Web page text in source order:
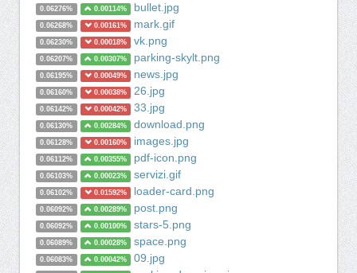
0.06276% 0.00114% bullet.jpg
0.06268% 0.00161% mark.gif
0.06230% 0.00018% vk.png
0.06207% 0.00307% parking-skylt.png
0.06195% 0.00049% news.jpg
0.06160% 0.00038% 26.jpg
0.06142% 0.00042% 33.jpg
0.06130% 0.00284% download.png
0.06128% 0.00160% images.jpg
0.06112% 0.00355% pdf-icon.png
0.06103% 0.00023% servizi.gif
0.06102% 0.01592% loader-card.png
0.06092% 0.00289% post.png
0.06092% 0.00100% stars-5.png
0.06089% 0.00028% space.png
0.06083% 0.00042% 09.jpg